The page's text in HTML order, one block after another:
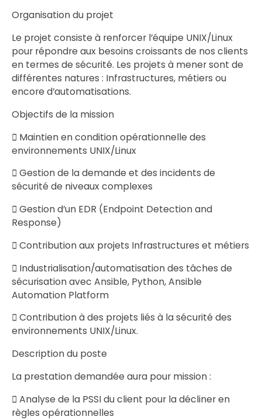
Organisation du projet
Le projet consiste à renforcer l’équipe UNIX/Linux
pour répondre aux besoins croissants de nos clients
en termes de sécurité. Les projets à mener sont de
différentes natures : Infrastructures, métiers ou
encore d’automatisations.
Objectifs de la mission
 Maintien en condition opérationnelle des
environnements UNIX/Linux
 Gestion de la demande et des incidents de
sécurité de niveaux complexes
 Gestion d’un EDR (Endpoint Detection and
Response)
 Contribution aux projets Infrastructures et métiers
 Industrialisation/automatisation des tâches de
sécurisation avec Ansible, Python, Ansible
Automation Platform
 Contribution à des projets liés à la sécurité des
environnements UNIX/Linux.
Description du poste
La prestation demandée aura pour mission :
 Analyse de la PSSI du client pour la décliner en
règles opérationnelles